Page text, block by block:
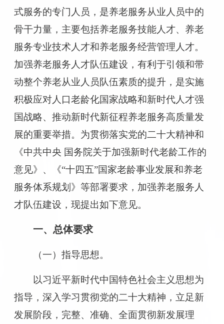
式服务的专门人员，是养老服务从业人员中的
骨干力量，主要包括养老服务技能人才、养老
服务专业技术人才和养老服务经营管理人才。
加强养老服务人才队伍建设，有利于引领和带
动整个养老从业人员队伍素质的提升，是实施
积极应对人口老龄化国家战略和新时代人才强
国战略、推动新时代新征程养老服务高质量发
展的重要举措。为贯彻落实党的二十大精神和
《中共中央 国务院关于加强新时代老龄工作的
意见》、《“十四五”国家老龄事业发展和养老
服务体系规划》等部署要求，加强养老服务人
才队伍建设，现提出如下意见。
一、总体要求
（一）指导思想。
以习近平新时代中国特色社会主义思想为
指导，深入学习贯彻党的二十大精神，立足新
发展阶段，完整、准确、全面贯彻新发展理